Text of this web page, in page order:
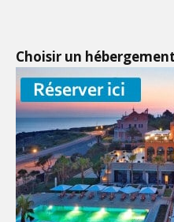
Choisir un